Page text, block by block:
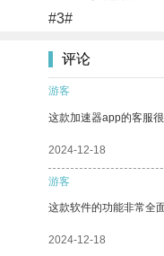
#3#
评论
游客
这款加速器app的客服
2024-12-18
游客
这款软件的功能非常全
2024-12-18